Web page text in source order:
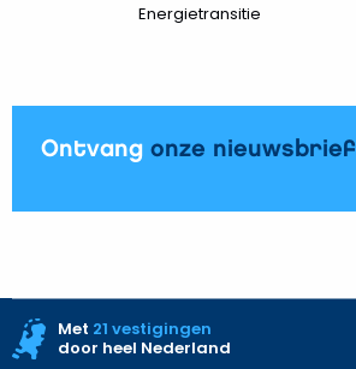
Energietransitie
Ontvang onze nieuwsbrief
Site
Met 21 vestigingen
door heel Nederland